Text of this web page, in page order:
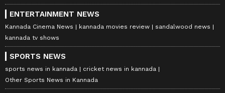
ENTERTAINMENT NEWS
Kannada Cinema News kannada movies review
sandalwood news
kannada tv shows
SPORTS NEWS
sports news in kannada
cricket news in kannada
Other Sports News in Kannada